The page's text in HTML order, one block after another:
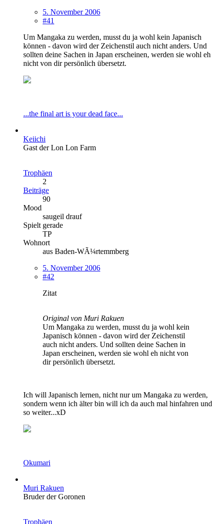
5. November 2006
#41
Um Mangaka zu werden, musst du ja wohl kein Japanisch
können - davon wird der Zeichenstil auch nicht anders. Und
sollten deine Sachen in Japan erscheinen, werden sie wohl eh
nicht von dir persönlich übersetzt.
...the final art is your dead face...
Keiichi
Gast der Lon Lon Farm
Trophäen
2
Beiträge
90
Mood
saugeil drauf
Spielt gerade
TP
Wohnort
aus Baden-WÃ¼rtemmberg
5. November 2006
#42
Zitat
Original von Muri Rakuen
Um Mangaka zu werden, musst du ja wohl kein
Japanisch können - davon wird der Zeichenstil
auch nicht anders. Und sollten deine Sachen in
Japan erscheinen, werden sie wohl eh nicht von
dir persönlich übersetzt.
Ich will Japanisch lernen, nicht nur um Mangaka zu werden,
sondern wenn ich älter bin will ich da auch mal hinfahren und
so weiter...xD
Okumari
Muri Rakuen
Bruder der Goronen
Trophäen